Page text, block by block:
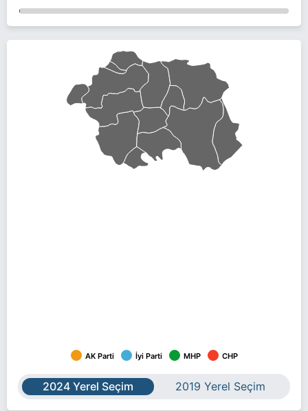
AK Parti İyi Parti MHP CHP
2024 Yerel Seçim 2019 Yerel Seçim